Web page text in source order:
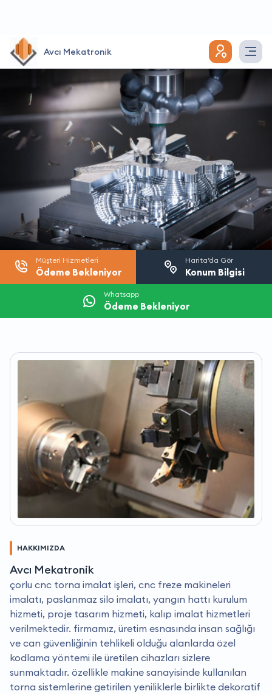
Avcı Mekatronik
Müşteri Hizmetleri
Ödeme Bekleniyor
Harita’da Gör
Konum Bilgisi
Whatsapp
Ödeme Bekleniyor
HAKKIMIZDA
Avcı Mekatronik
çorlu cnc torna imalat işleri, cnc freze makineleri
imalatı, paslanmaz silo imalatı, yangın hattı kurulum
hizmeti, proje tasarım hizmeti, kalıp imalat hizmetleri
verilmektedir. firmamız, üretim esnasında insan sağlığı
ve can güvenliğinin tehlikeli olduğu alanlarda özel
kodlama yöntemi ile üretilen cihazları sizlere
sunmaktadır. özellikle makine sanayisinde kullanılan
torna sistemlerine getirilen yeniliklerle birlikte dekoratif